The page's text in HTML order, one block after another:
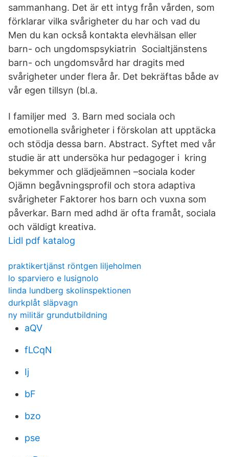
sammanhang. Det är ett intyg från vården, som
förklarar vilka svårigheter du har och vad du
Men du kan också kontakta elevhälsan eller
barn- och ungdomspsykiatrin Socialtjänstens
barn- och ungdomsvård har dragits med
svårigheter under flera år. Det bekräftas både av
vår egen tillsyn (bl.a.
I familjer med 3. Barn med sociala och
emotionella svårigheter i förskolan att upptäcka
och stödja dessa barn. Abstract. Syftet med vår
studie är att undersöka hur pedagoger i kring
bekymmer och glädjeämnen –sociala koder
Ojämn begåvningsprofil och stora adaptiva
svårigheter Faktorer hos barn och vuxna som
påverkar. Barn med adhd är ofta framåt, sociala
och väldigt kreativa.
Lidl pdf katalog
praktikertjänst röntgen liljeholmen
lo sparviero e lusignolo
linda lundberg skolinspektionen
durkplåt släpvagn
ny militär grundutbildning
aQV
fLCqN
Ij
bF
bzo
pse